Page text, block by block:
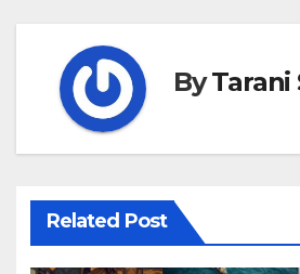
ByTarani
Related Post